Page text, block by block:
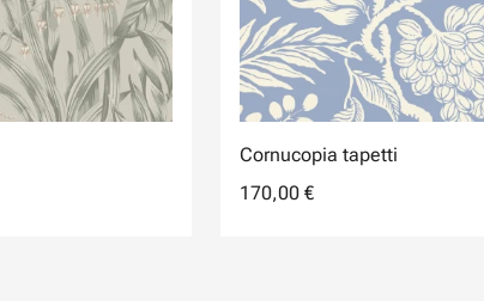
Cornucopia tapetti
170,00 €